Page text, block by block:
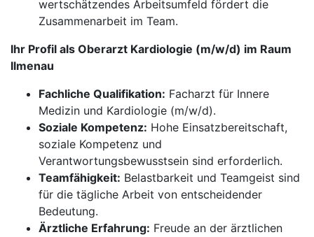
wertschätzendes Arbeitsumfeld fördert die
Zusammenarbeit im Team.
Ihr Profil als Oberarzt Kardiologie (m/w/d) im Raum
Ilmenau
Fachliche Qualifikation: Facharzt für Innere
Medizin und Kardiologie (m/w/d).
Soziale Kompetenz: Hohe Einsatzbereitschaft,
soziale Kompetenz und
Verantwortungsbewusstsein sind erforderlich.
Teamfähigkeit: Belastbarkeit und Teamgeist sind
für die tägliche Arbeit von entscheidender
Bedeutung.
Ärztliche Erfahrung: Freude an der ärztlichen